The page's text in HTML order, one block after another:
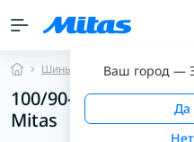
Ваш город —
Шины для мотоциклов
100/90-19 57M C-16
Mitas